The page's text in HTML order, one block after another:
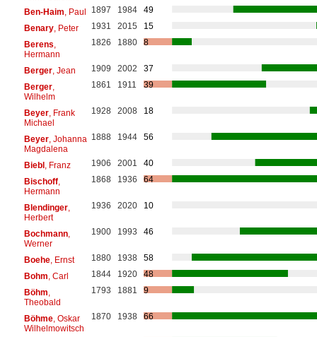
Ben-Haim , Paul 1897 1984
49
Benary, Peter 1931 2015
15
Berens
Hermann
1826 1880 8
Berger, Jean 1909 2002
37
Berger,
Wilhelm
1861 1911 39
Beyer, Frank
Michael
1928 2008 18
Beyer, Johanna
Magdalena
1888 1944 56
Biebl, Franz 1906 2001
40
Bischoff,
Hermann
1868 1936 64
Blendinger,
Herbert
1936 2020 10
Bochmann,
Werner
1900 1993 46
Boehe, Ernst 1880 1938
58
Bohm , Carl 1844 1920
48
Böhm
Theobald
1793 1881 9
Böhme, Oskar
Wilhelmowitsch
1870 1938 66